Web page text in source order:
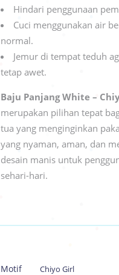
Hindari penggunaan
Cuci menggunakan air
normal.
Jemur di tempat teduh
tetap awet.
Baju Panjang White –
merupakan pilihan tepat
tua yang menginginkan
yang nyaman, aman, dan
desain manis untuk
sehari-hari.
Motif Chiyo Girl